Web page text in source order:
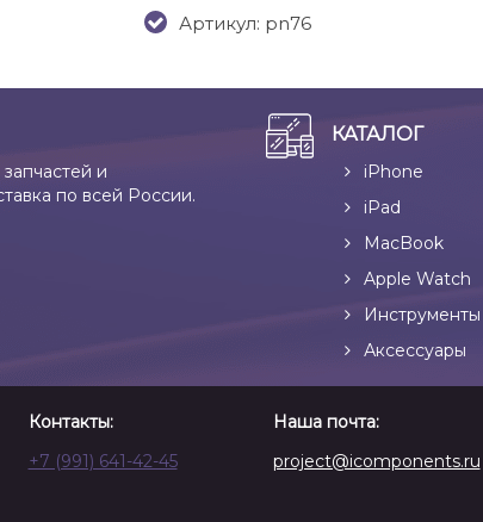
Артикул: pn76
и
по всей России.
КАТАЛОГ
iPhone
iPad
MacBook
Apple Watch
Инструменты
Аксессуары
Контакты:
+7 (991) 641-42-45
Наша почта:
project@icomponents.ru